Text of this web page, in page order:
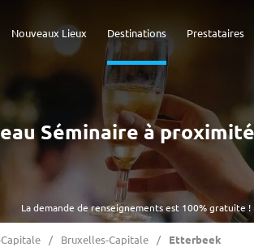
Prestataires
Destinations
Nouveaux Lieux
La demande de renseignements est 100% gratuite !
Séminaire à
Bruxelles-Capitale Etterbeek